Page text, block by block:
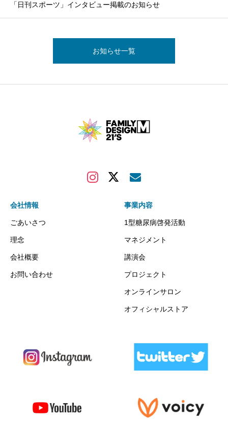
「日刊スポーツ」インタビュー掲載のお知らせ
お知らせ一覧
会社情報
ごあいさつ
理念
会社概要
お問い合わせ
事業内容
1型糖尿病啓発活動
マネジメント
講演会
プロジェクト
オンラインサロン
オフィシャルストア